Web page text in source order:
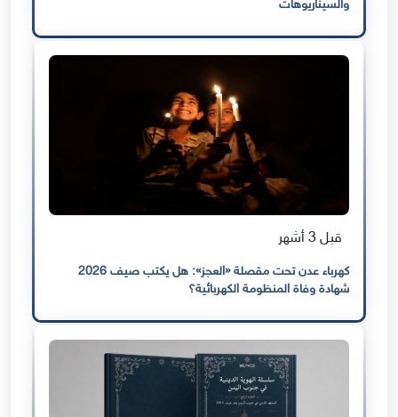
والسيناريوهات
قبل 3 أشهر
كهرباء عدن تحت مقصلة «العجز»: هل يكتب صيف 2026
شهادة وفاة المنظومة الكهربائية؟